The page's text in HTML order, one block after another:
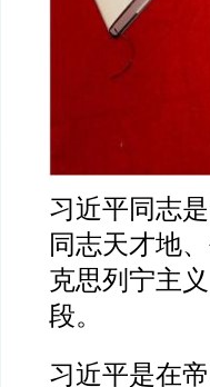
习近平同志
同志天才地
克思列宁主
段。
习近平是在